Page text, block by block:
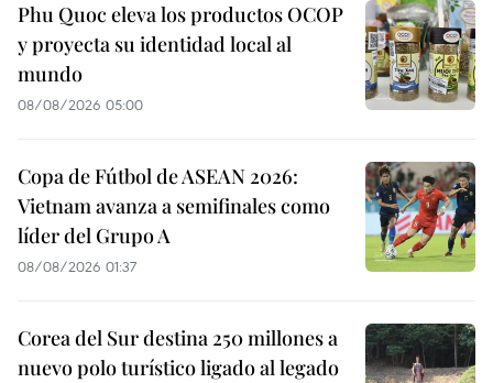
Phu Quoc eleva los productos OCOP
y proyecta su identidad local al
mundo
08/08/2026 05:00
Copa de Fútbol de ASEAN 2026:
Vietnam avanza a semifinales como
líder del Grupo A
08/08/2026 01:37
Corea del Sur destina 250 millones a
nuevo polo turístico ligado al legado